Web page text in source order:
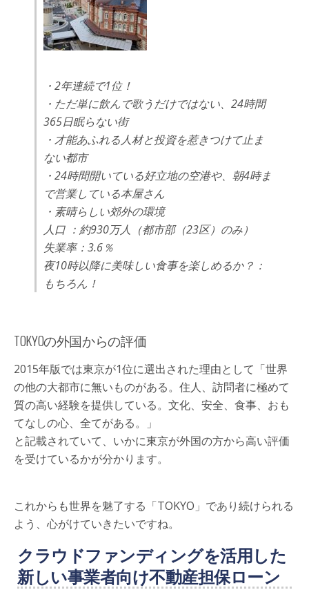
・2年連続で1位！
・ただ単に飲んで歌うだけではない、24時間
365日眠らない街
・才能あふれる人材と投資を惹きつけて止ま
ない都市
・24時間開いている好立地の空港や、朝4時ま
で営業している本屋さん
・素晴らしい郊外の環境
人口 ：約930万人（都市部（23区）のみ）
失業率：3.6％
夜10時以降に美味しい食事を楽しめるか？：
もちろん！
TOKYOの外国からの評価
2015年版では東京が1位に選出された理由として「世界
の他の大都市に無いものがある。住人、訪問者に極めて
質の高い経験を提供している。文化、安全、食事、おも
てなしの心、全てがある。」
と記載されていて、いかに東京が外国の方から高い評価
を受けているかが分かります。
これからも世界を魅了する「TOKYO」であり続けられる
よう、心がけていきたいですね。
クラウドファンディングを活用した
新しい事業者向け不動産担保ローン